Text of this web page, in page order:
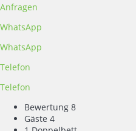
Anfragen
WhatsApp
WhatsApp
Telefon
Telefon
Bewertung 8
Gäste 4